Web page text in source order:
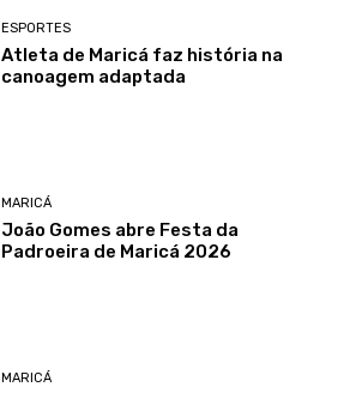
ESPORTES
Atleta de Maricá faz história na
canoagem adaptada
MARICÁ
João Gomes abre Festa da
Padroeira de Maricá 2026
MARICÁ